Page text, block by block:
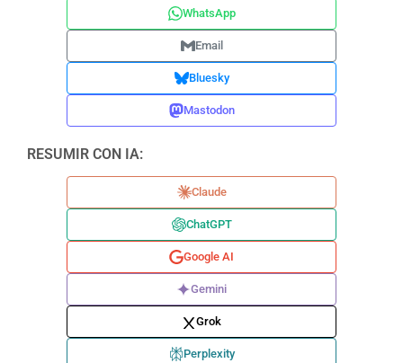
WhatsApp
Email
Bluesky
Mastodon
RESUMIR CON IA:
Claude
ChatGPT
Google AI
Gemini
Grok
Perplexity